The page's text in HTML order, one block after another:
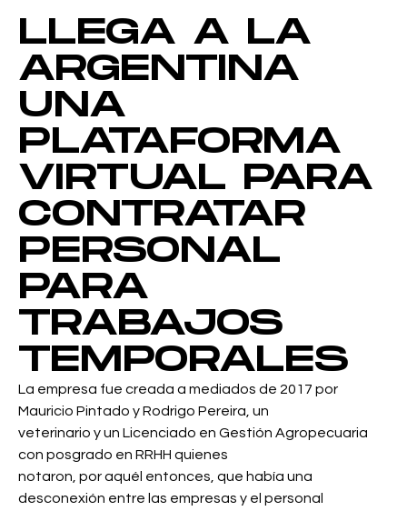
LLEGA A LA
ARGENTINA
UNA
PLATAFORMA
VIRTUAL PARA
CONTRATAR
PERSONAL
PARA
TRABAJOS
TEMPORALES
La empresa fue creada a mediados de 2017 por
Mauricio Pintado y Rodrigo Pereira, un
veterinario y un Licenciado en Gestión Agropecuaria
con posgrado en RRHH quienes
notaron, por aquél entonces, que había una
desconexión entre las empresas y el personal